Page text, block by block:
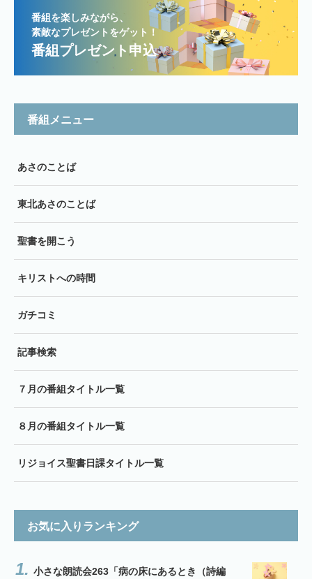
番組を楽しみながら、
素敵なプレゼントをゲット！
番組プレゼント申込
番組メニュー
あさのことば
東北あさのことば
聖書を開こう
キリストへの時間
ガチコミ
記事検索
７月の番組タイトル一覧
８月の番組タイトル一覧
リジョイス聖書日課タイトル一覧
お気に入りランキング
小さな朗読会263「病の床にあるとき（詩編